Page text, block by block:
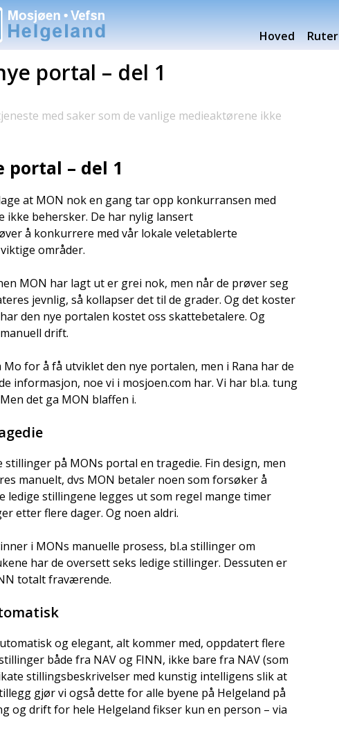
Hoved Ruter
portal – del 1
med saker som de vanlige medieaktørene ikke
portal – del 1
at MON nok en gang tar opp konkurransen med
ikke behersker. De har nylig lansert
å konkurrere med vår lokale veletablerte
områder.
MON har lagt ut er grei nok, men når de prøver seg
jevnlig, så kollapser det til de grader. Og det koster
har den nye portalen kostet oss skattebetalere. Og
drift.
for å få utviklet den nye portalen, men i Rana har de
informasjon, noe vi i mosjoen.com har. Vi har bl.a. tung
det ga MON blaffen i.
stillinger på MONs portal en tragedie. Fin design, men
manuelt, dvs MON betaler noen som forsøker å
ledige stillingene legges ut som regel mange timer
etter flere dager. Og noen aldri.
i MONs manuelle prosess, bl.a stillinger om
har de oversett seks ledige stillinger. Dessuten er
totalt fraværende.
og elegant, alt kommer med, oppdatert flere
både fra NAV og FINN, ikke bare fra NAV (som
stillingsbeskrivelser med kunstig intelligens slik at
gjør vi også dette for alle byene på Helgeland på
og drift for hele Helgeland fikser kun en person – via